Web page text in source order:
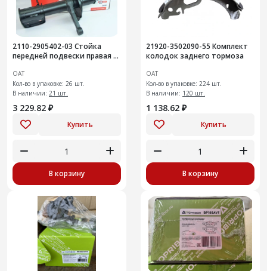
2110-2905402-03 Стойка
передней подвески правая с
ОАТ
Кол-во в упаковке: 26 шт.
В наличии: 21 шт.
3 229.82 ₽
Купить
В корзину
21920-3502090-55 Комплект
колодок заднего тормоза
ОАТ
Кол-во в упаковке: 224 шт.
В наличии: 120 шт.
1 138.62 ₽
Купить
В корзину